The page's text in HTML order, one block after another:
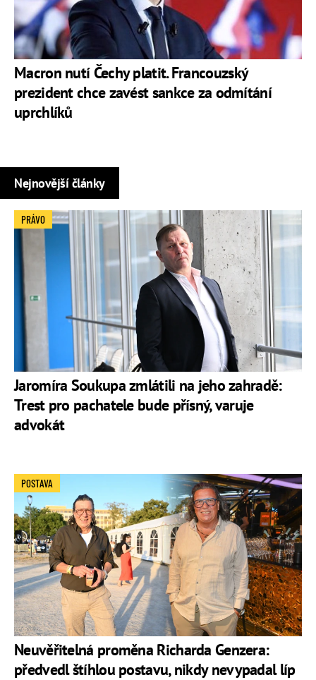
Macron nutí Čechy platit. Francouzský
prezident chce zavést sankce za odmítání
uprchlíků
Nejnovější články
Jaromíra Soukupa zmlátili na jeho zahradě:
Trest pro pachatele bude přísný, varuje
advokát
PRÁVO
Neuvěřitelná proměna Richarda Genzera:
předvedl štíhlou postavu, nikdy nevypadal líp
POSTAVA